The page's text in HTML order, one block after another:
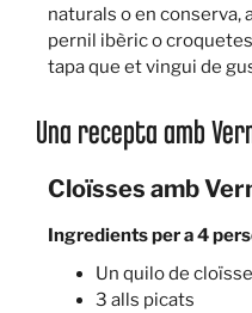
naturals o en conserva,
pernil ibèric o
tapa que et vingui de
Una recepta amb
Cloïsses amb
Ingredients per a 4
Un quilo de
3 alls picats